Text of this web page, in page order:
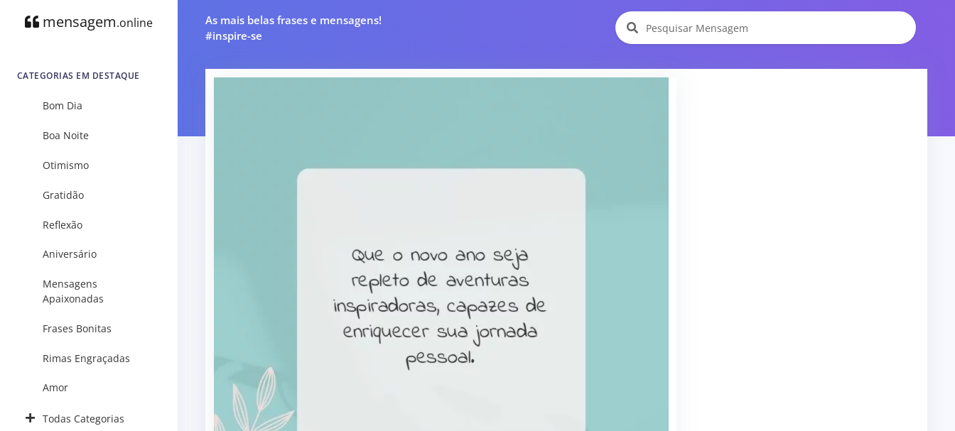
mensagem.online
CATEGORIAS EM DESTAQUE
Bom Dia
Boa Noite
Otimismo
Gratidão
Reflexão
Aniversário
Mensagens
Apaixonadas
Frases Bonitas
Rimas Engraçadas
Amor
Todas Categorias
As mais belas frases e mensagens!
#inspire-se